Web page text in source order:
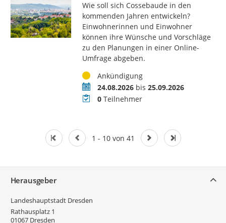
Wie soll sich Cossebaude in den
kommenden Jahren entwickeln?
Einwohnerinnen und Einwohner
können ihre Wünsche und Vorschläge
zu den Planungen in einer Online-
Umfrage abgeben.
StatusAnkündigung
Zeitraum24.08.2026bis 25.09.2026
Teilnehmer
0Teilnehmer
1 - 10 von 41
Herausgeber
Landeshauptstadt Dresden
Rathausplatz 1
01067 Dresden